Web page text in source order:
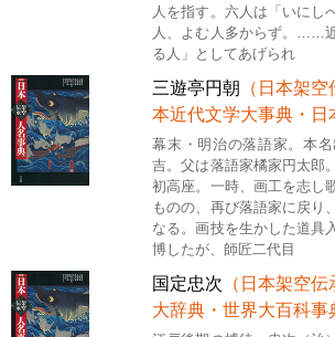
人を指す。六人は「いにし
人、よむ人多からず。……
る人」としてあげられ
三遊亭円朝 （日本架
本近代文学大事典・日
幕末・明治の落語家。本
吉。父は落語家橘家円太郎
初高座。一時、画工を志し
ものの、再び落語家に戻り
なる。画技を生かした道具
博したが、師匠二代目
国定忠次 （日本架空
大辞典・世界大百科事